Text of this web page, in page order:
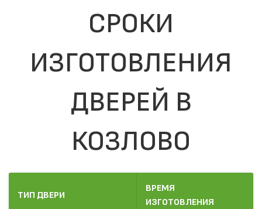
СРОКИ
ИЗГОТОВЛЕНИЯ
ДВЕРЕЙ В
КОЗЛОВО
ТИП ДВЕРИ
ВРЕМЯ
ИЗГОТОВЛЕНИЯ